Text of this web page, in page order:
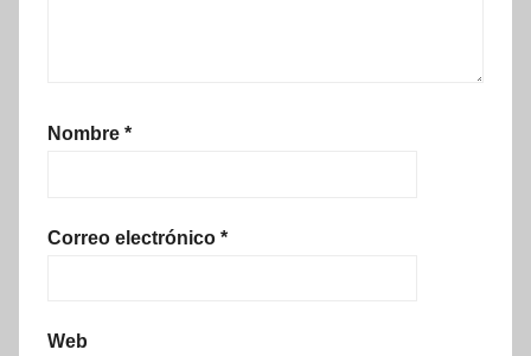
Nombre *
Correo electrónico *
Web